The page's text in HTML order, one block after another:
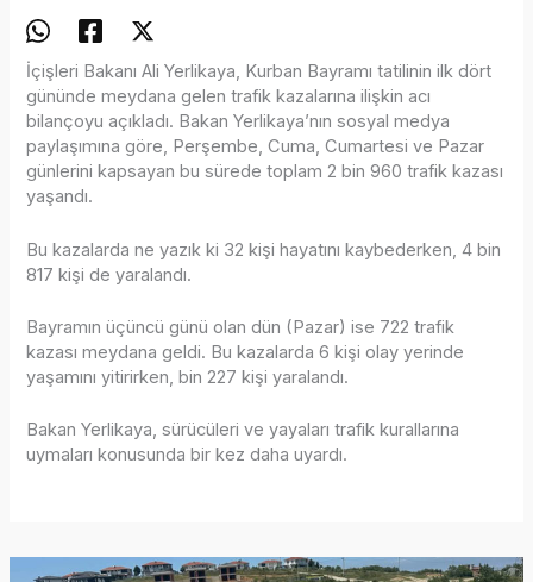
İçişleri Bakanı Ali Yerlikaya, Kurban Bayramı tatilinin ilk dört
gününde meydana gelen trafik kazalarına ilişkin acı
bilançoyu açıkladı. Bakan Yerlikaya’nın sosyal medya
paylaşımına göre, Perşembe, Cuma, Cumartesi ve Pazar
günlerini kapsayan bu sürede toplam 2 bin 960 trafik kazası
yaşandı.
Bu kazalarda ne yazık ki 32 kişi hayatını kaybederken, 4 bin
817 kişi de yaralandı.
Bayramın üçüncü günü olan dün (Pazar) ise 722 trafik
kazası meydana geldi. Bu kazalarda 6 kişi olay yerinde
yaşamını yitirirken, bin 227 kişi yaralandı.
Bakan Yerlikaya, sürücüleri ve yayaları trafik kurallarına
uymaları konusunda bir kez daha uyardı.